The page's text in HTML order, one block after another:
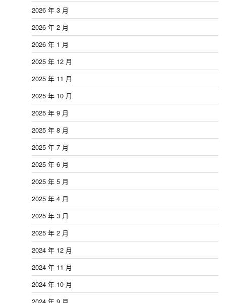
2026 年 3 月
2026 年 2 月
2026 年 1 月
2025 年 12 月
2025 年 11 月
2025 年 10 月
2025 年 9 月
2025 年 8 月
2025 年 7 月
2025 年 6 月
2025 年 5 月
2025 年 4 月
2025 年 3 月
2025 年 2 月
2024 年 12 月
2024 年 11 月
2024 年 10 月
2024 年 9 月